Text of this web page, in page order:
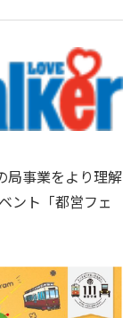
局事業をより理解
ント「都営フェ